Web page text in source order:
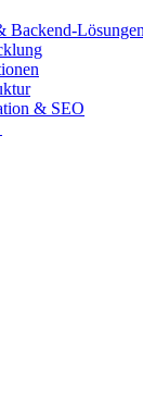
Backend-Lösungen
& SEO